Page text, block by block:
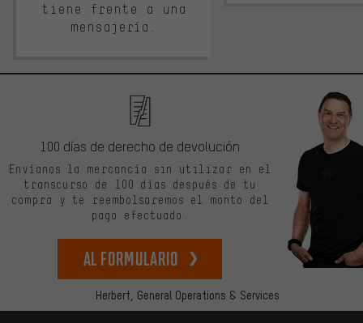
tiene frente a una
mensajería.
Herbert, General Operations & Services
100 días de derecho de devolución
Envíanos la mercancía sin utilizar en el
transcurso de 100 días después de tu
compra y te reembolsaremos el monto del
pago efectuado.
Al formulario